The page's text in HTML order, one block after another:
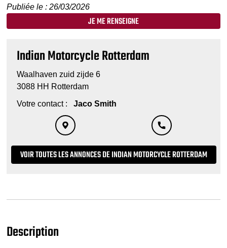
Publiée le : 26/03/2026
JE ME RENSEIGNE
Indian Motorcycle Rotterdam
Waalhaven zuid zijde 6
3088 HH Rotterdam
Votre contact :
Jaco Smith
VOIR TOUTES LES ANNONCES DE INDIAN MOTORCYCLE ROTTERDAM
Description